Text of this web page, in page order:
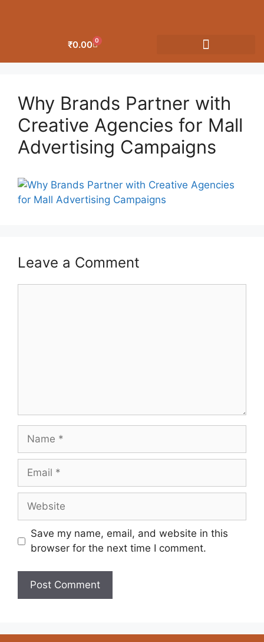
₹0.00 0
Why Brands Partner with
Creative Agencies for Mall
Advertising Campaigns
Leave a Comment
Save my name, email, and website in this
browser for the next time I comment.